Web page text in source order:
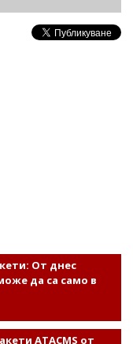
От днес
да са само в
ATACMS от